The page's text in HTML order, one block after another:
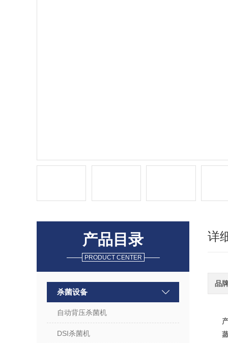
产品目录
PRODUCT CENTER
杀菌设备
自动背压杀菌机
DSI杀菌机
详
品